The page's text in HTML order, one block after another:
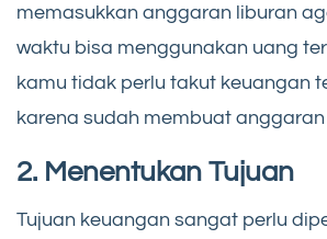
memasukkan anggaran liburan
waktu bisa menggunakan uang
kamu tidak perlu takut keuangan
karena sudah membuat
2. Menentukan Tujuan
Tujuan keuangan sangat perlu